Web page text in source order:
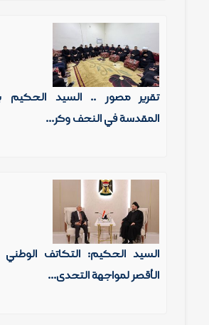
تقرير مصور .. السيد الحكيم
المقدسة في النجف وكر...
السيد الحكيم: التكاتف
الأقصر لمواجهة التحدي...